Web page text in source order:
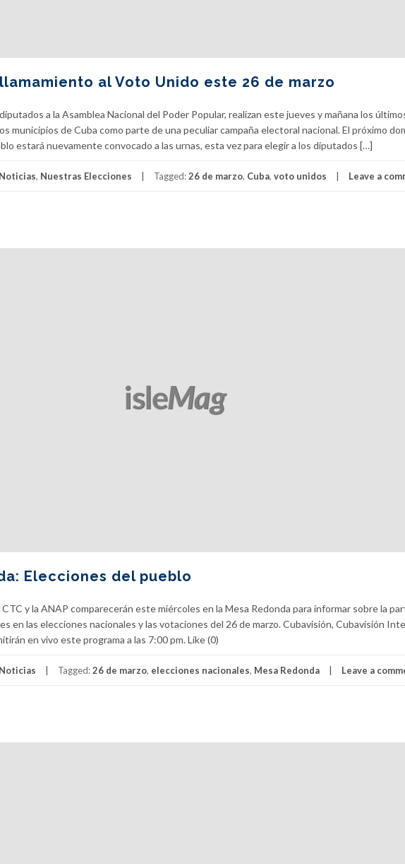
al Voto Unido este 26 de marzo
a la Asamblea Nacional del Poder Popular, realizan este jueves y mañana los
municipios de Cuba como parte de una peculiar campaña electoral nacional. El próximo
estará nuevamente convocado a las urnas, esta vez para elegir a los diputados […]
Noticias, Nuestras Elecciones Tagged:26 de marzo, Cuba, voto unidos Leave a
Elecciones del pueblo
y la ANAP comparecerán este miércoles en la Mesa Redonda para informar sobre la
en las elecciones nacionales y las votaciones del 26 de marzo. Cubavisión, Cubavisión
en vivo este programa a las 7:00 pm. Like (0)
Noticias Tagged:26 de marzo, elecciones nacionales, Mesa Redonda Leave a